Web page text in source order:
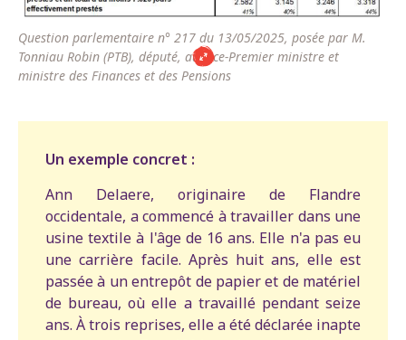
Question parlementaire n° 217 du 13/05/2025, posée par M.
Tonniau Robin (PTB), député, au vice-Premier ministre et
ministre des Finances et des Pensions
Un exemple concret :
Ann Delaere, originaire de Flandre
occidentale, a commencé à travailler dans une
usine textile à l'âge de 16 ans. Elle n'a pas eu
une carrière facile. Après huit ans, elle est
passée à un entrepôt de papier et de matériel
de bureau, où elle a travaillé pendant seize
ans. À trois reprises, elle a été déclarée inapte